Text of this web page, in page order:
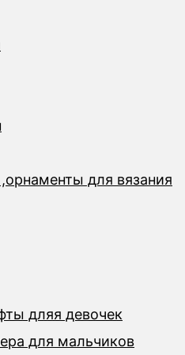
для вязания
дляя девочек
для мальчиков